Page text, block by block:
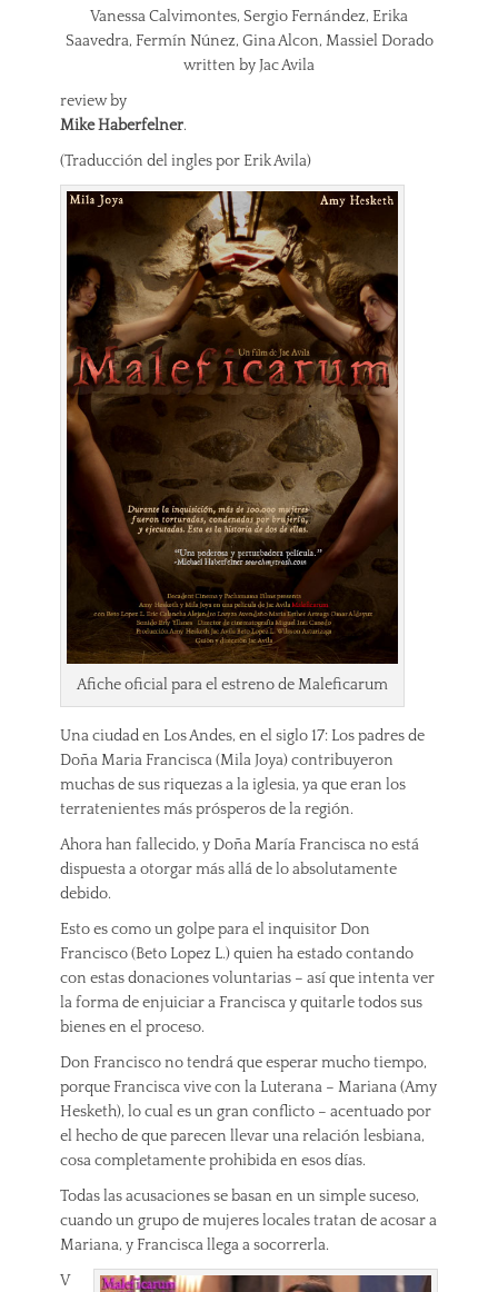
Vanessa Calvimontes, Sergio Fernández, Erika
Saavedra, Fermín Núnez, Gina Alcon, Massiel Dorado
written by Jac Avila
review by
Mike Haberfelner.
(Traducción del ingles por Erik Avila)
Afiche oficial para el estreno de Maleficarum
Una ciudad en Los Andes, en el siglo 17: Los padres de
Doña Maria Francisca (Mila Joya) contribuyeron
muchas de sus riquezas a la iglesia, ya que eran los
terratenientes más prósperos de la región.
Ahora han fallecido, y Doña María Francisca no está
dispuesta a otorgar más allá de lo absolutamente
debido.
Esto es como un golpe para el inquisitor Don
Francisco (Beto Lopez L.) quien ha estado contando
con estas donaciones voluntarias – así que intenta ver
la forma de enjuiciar a Francisca y quitarle todos sus
bienes en el proceso.
Don Francisco no tendrá que esperar mucho tiempo,
porque Francisca vive con la Luterana – Mariana (Amy
Hesketh), lo cual es un gran conflicto – acentuado por
el hecho de que parecen llevar una relación lesbiana,
cosa completamente prohibida en esos días.
Todas las acusaciones se basan en un simple suceso,
cuando un grupo de mujeres locales tratan de acosar a
Mariana, y Francisca llega a socorrerla.
V